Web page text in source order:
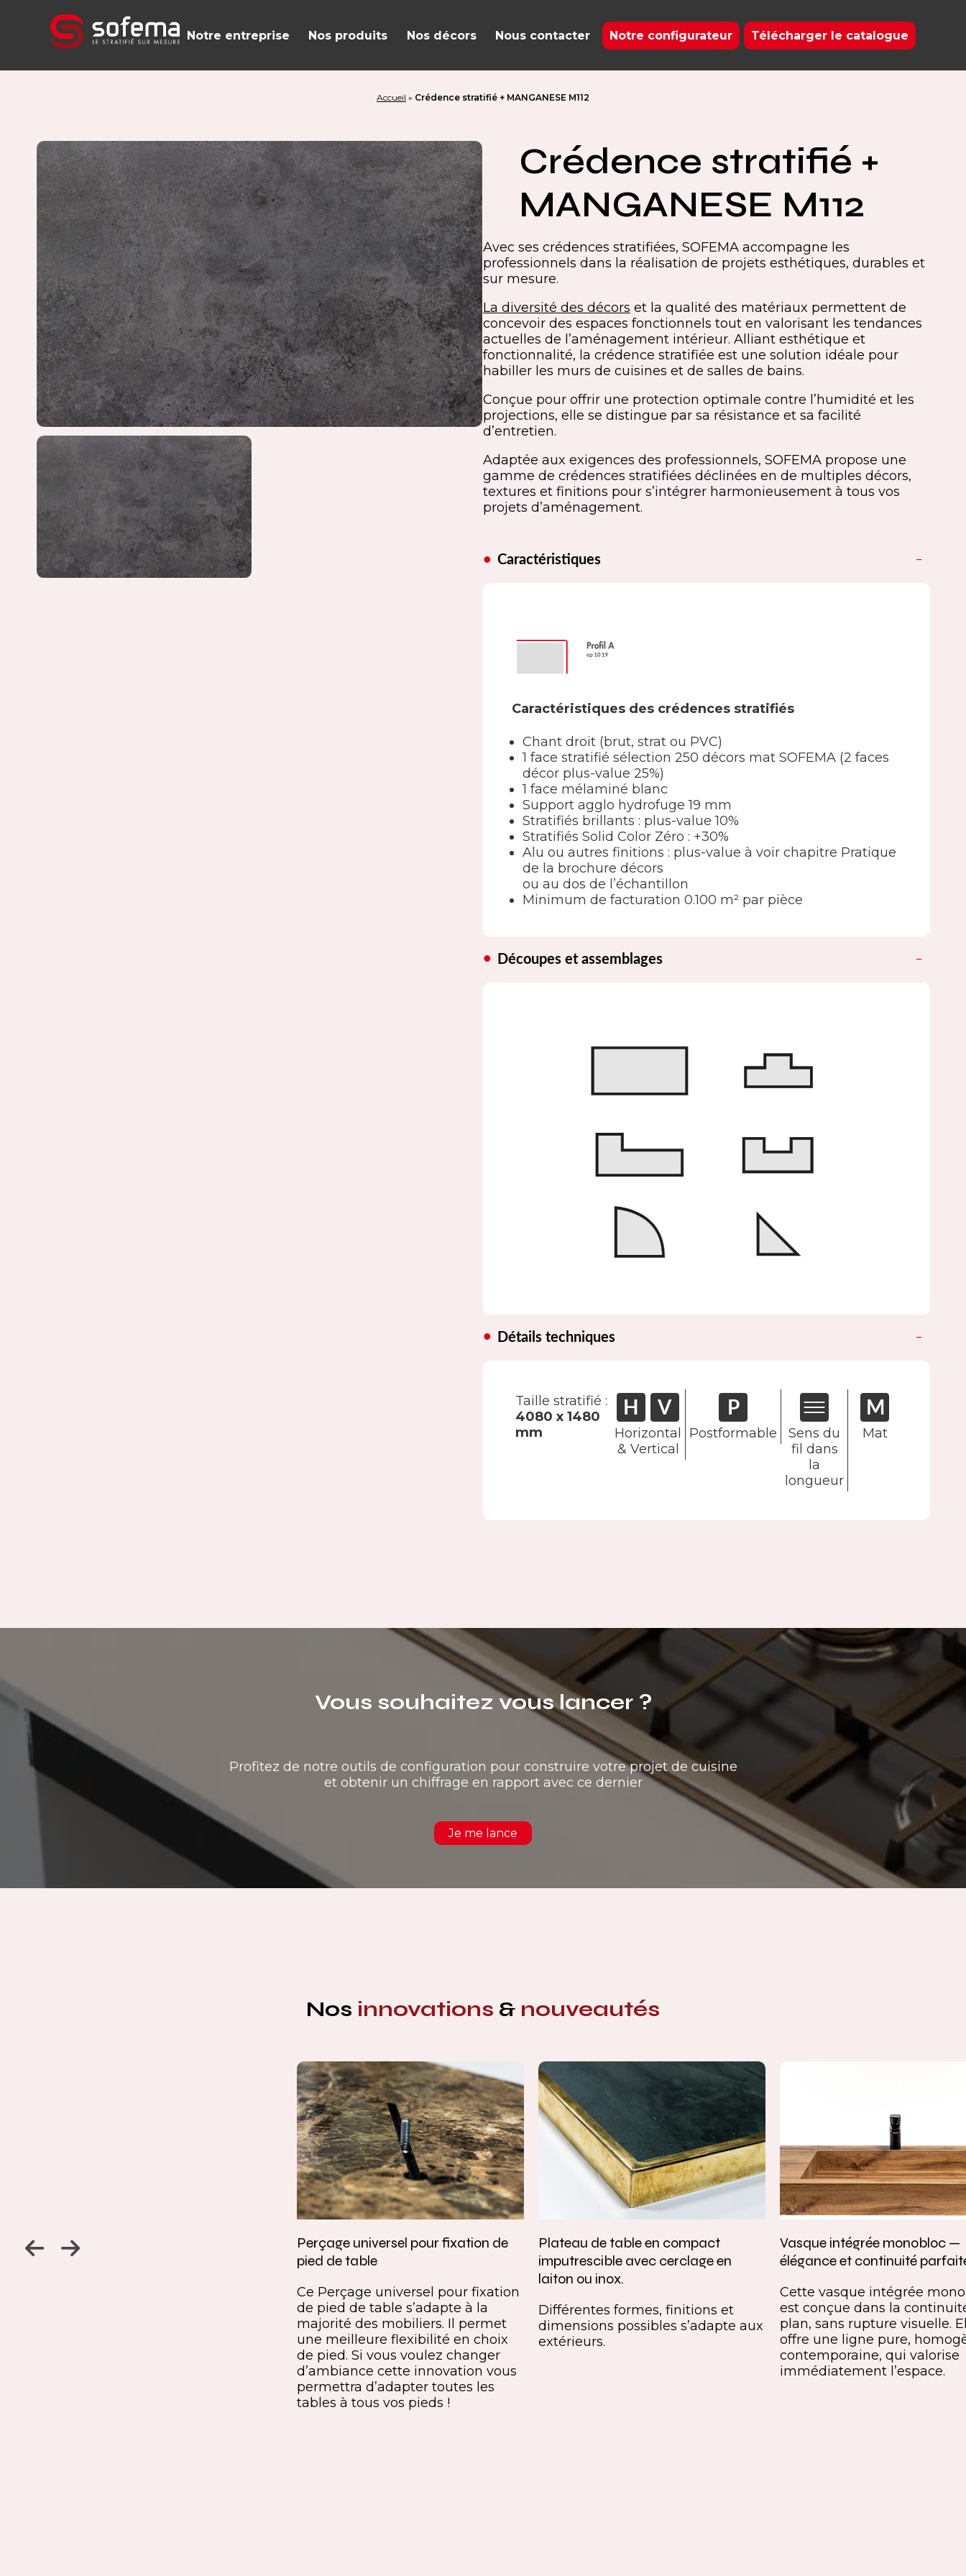
Notre entreprise Nos produits Nos décors Nous contacter Notre configurateur Télécharger le catalogue
Accueil » Crédence stratifié + MANGANESE M112
Crédence stratifié +
MANGANESE M112
Avec ses crédences stratifiées, SOFEMA accompagne les
professionnels dans la réalisation de projets esthétiques, durables et
sur mesure.
La diversité des décors et la qualité des matériaux permettent de
concevoir des espaces fonctionnels tout en valorisant les tendances
actuelles de l’aménagement intérieur. Alliant esthétique et
fonctionnalité, la crédence stratifiée est une solution idéale pour
habiller les murs de cuisines et de salles de bains.
Conçue pour offrir une protection optimale contre l’humidité et les
projections, elle se distingue par sa résistance et sa facilité
d’entretien.
Adaptée aux exigences des professionnels, SOFEMA propose une
gamme de crédences stratifiées déclinées en de multiples décors,
textures et finitions pour s’intégrer harmonieusement à tous vos
projets d’aménagement.
Caractéristiques
Caractéristiques des crédences stratifiés
Chant droit (brut, strat ou PVC)
1 face stratifié sélection 250 décors mat SOFEMA (2 faces
décor plus-value 25%)
1 face mélaminé blanc
Support agglo hydrofuge 19 mm
Stratifiés brillants : plus-value 10%
Stratifiés Solid Color Zéro : +30%
Alu ou autres finitions : plus-value à voir chapitre Pratique
de la brochure décors
ou au dos de l’échantillon
Minimum de facturation 0.100 m² par pièce
Découpes et assemblages
Détails techniques
Taille stratifié :
4080 x 1480
mm
Horizontal
& Vertical
Postformable
Sens du
fil dans
la
longueur
Mat
Vous souhaitez vous lancer ?
Profitez de notre outils de configuration pour construire votre projet de cuisine
et obtenir un chiffrage en rapport avec ce dernier
Je me lance
Nos innovations & nouveautés
Jambage à 45
Perçage universel pour fixation de
pied de table
Ce Perçage universel pour fixation
de pied de table s’adapte à la
majorité des mobiliers. Il permet
une meilleure flexibilité en choix
de pied. Si vous voulez changer
d’ambiance cette innovation vous
permettra d’adapter toutes les
tables à tous vos pieds !
Plateau de table en compact
imputrescible avec cerclage en
laiton ou inox.
Différentes formes, finitions et
dimensions possibles s’adapte aux
extérieurs.
Vasque intégrée monobloc —
élégance et continuité
Cette vasque intégrée
est conçue dans la
plan, sans rupture visuelle.
offre une ligne pure,
contemporaine, qui valorise
immédiatement l’espace.